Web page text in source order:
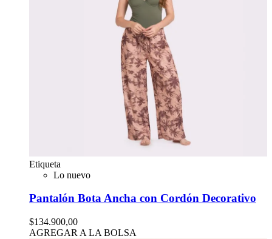
Etiqueta
Lo nuevo
Pantalón Bota Ancha con Cordón Decorativo
$134.900,00
AGREGAR A LA BOLSA